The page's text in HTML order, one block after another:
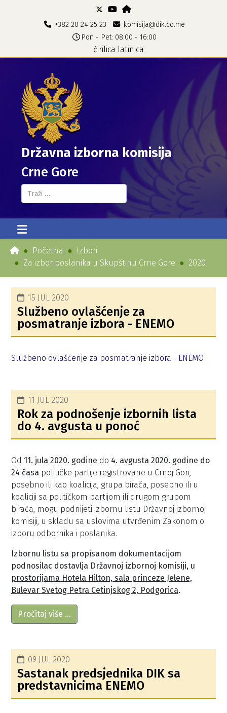
+382 20 24 25 23
komisija@dik.co.me
Pon - Pet: 08:00 - 16:00
ćirilica latinica
Državna izborna komisija
Crne Gore
Pretraga...
Početna
Izbori
Za izbor poslanika u Skupštinu Crne Gore
2020
15 JUL 2020
Službeno ovlašćenje za
posmatranje izbora - ENEMO
Službeno ovlašćenje za posmatranje izbora - ENEMO
11 JUL 2020
Rok za podnošenje izbornih lista
do 4. avgusta u ponoć
Od 11. jula 2020. godine do 4. avgusta 2020. godine do
24 časa političke partije registrovane u Crnoj Gori,
posebno ili kao koalicija, grupa birača, posebno ili u
koaliciji sa političkom partijom ili drugom grupom
birača, mogu podnijeti izbornu listu Državnoj izbornoj
komisiji, u skladu sa uslovima utvrđenim Zakonom o
izboru odbornika i poslanika.
Izbornu listu sa propisanom dokumentacijom
podnosilac dostavlja Državnoj izbornoj komisiji, u
prostorijama Hotela Hilton, sala princeze Jelene,
Bulevar Svetog Petra Cetinjskog 2, Podgorica.
Pročitaj više …
09 JUL 2020
Sastanak predsjednika DIK sa
predstavnicima ENEMO